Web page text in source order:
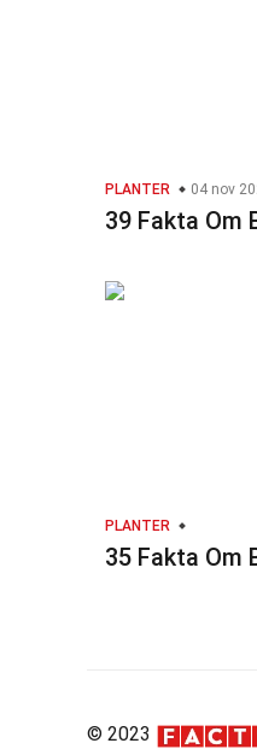
PLANTER 04 nov
39 Fakta Om
PLANTER
35 Fakta Om
© 2023